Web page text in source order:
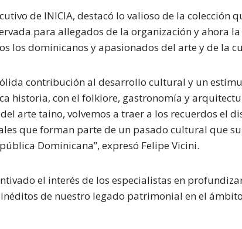
de INICIA, destacó lo valioso de la colección
para allegados de la organización y ahora
los dominicanos y apasionados del arte y de la
contribución al desarrollo cultural y un
historia, con el folklore, gastronomía y
arte taino, volvemos a traer a los recuerdos el
que forman parte de un pasado cultural que
Dominicana”, expresó Felipe Vicini.
el interés de los especialistas en
de nuestro legado patrimonial en el